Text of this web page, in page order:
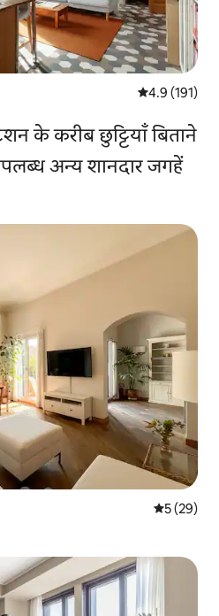
औसत रेटिंग 5 में
4.9 (191)
के करीब छुट्टियाँ बिताने
अन्य शानदार जगहें
औसत रेटिंग
5 (29)